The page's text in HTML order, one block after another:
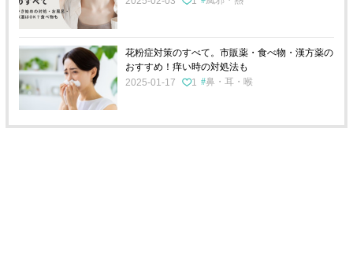
花粉症対策のすべて。市販薬・食べ物・漢方薬の
おすすめ！痒い時の対処法も
2025-01-17
1 鼻・耳・喉